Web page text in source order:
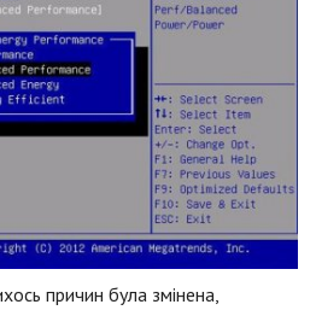
причин була змінена,